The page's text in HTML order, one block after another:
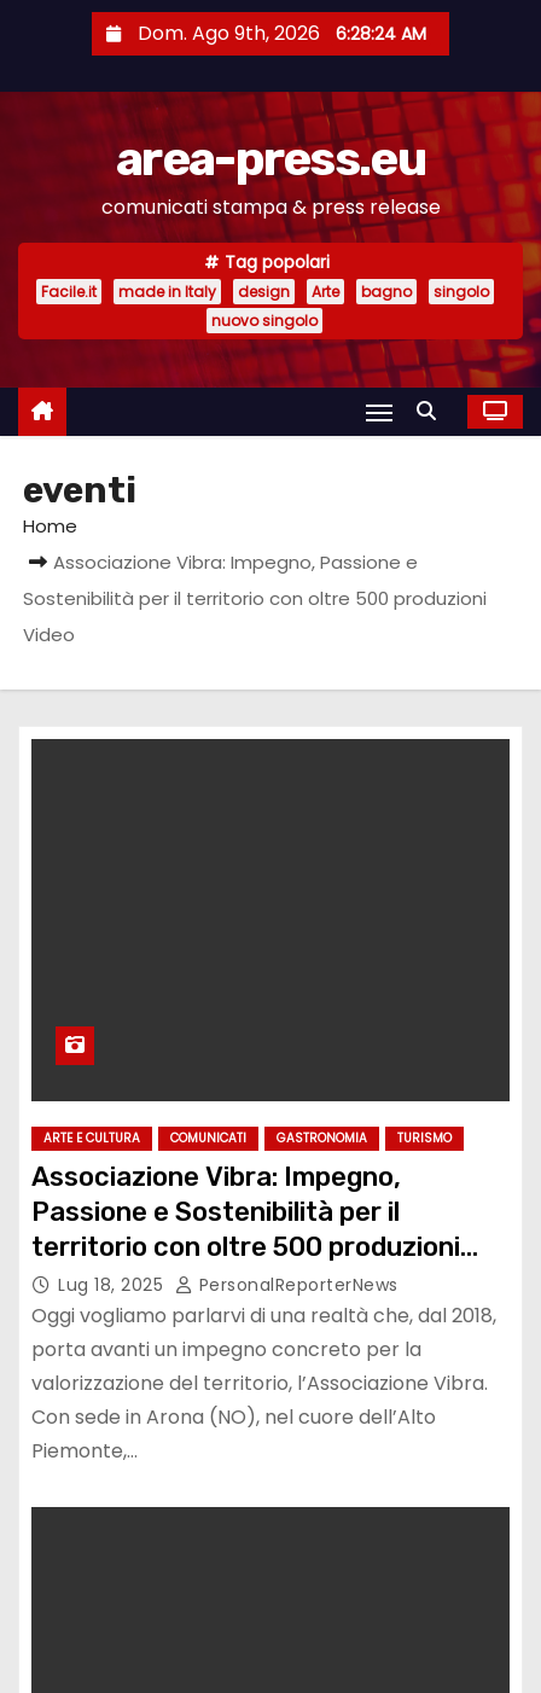
e
Dom. Ago 9th, 2026 6:28:24 AM
area-press.eu
comunicati stampa & press release
Tag popolari
Facile.it made in Italy design Arte bagno
singolo
nuovo singolo
eventi
Home
Associazione Vibra: Impegno, Passione e
Sostenibilità per il territorio con oltre 500 produzioni
Video
ARTE E CULTURA COMUNICATI GASTRONOMIA TURISMO
Associazione Vibra: Impegno,
Passione e Sostenibilità per il
territorio con oltre 500 produzioni
Video
Lug 18, 2025 PersonalReporterNews
Oggi vogliamo parlarvi di una realtà che, dal 2018,
porta avanti un impegno concreto per la
valorizzazione del territorio, l’Associazione Vibra.
Con sede in Arona (NO), nel cuore dell’Alto
Piemonte,…